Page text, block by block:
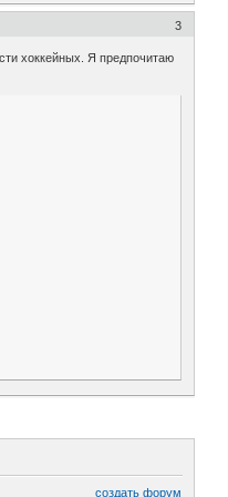
3
хоккейных. Я предпочитаю
создать форум